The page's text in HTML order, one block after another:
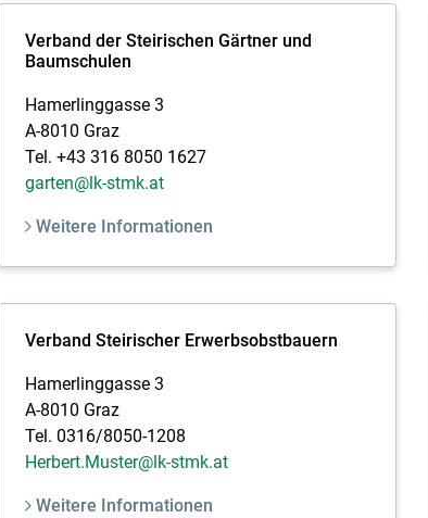
Verband der Steirischen Gärtner und
Baumschulen
Hamerlinggasse 3
A-8010 Graz
Tel. +43 316 8050 1627
garten@lk-stmk.at
Weitere Informationen
Verband Steirischer Erwerbsobstbauern
Hamerlinggasse 3
A-8010 Graz
Tel. 0316/8050-1208
Herbert.Muster@lk-stmk.at
Weitere Informationen